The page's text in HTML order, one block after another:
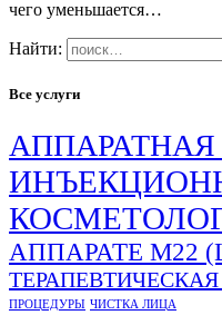
чего уменьшается…
Найти:
Все услуги
АППАРАТЕ М22
ПРОЦЕДУРЫ ЧИСТКА ЛИЦА